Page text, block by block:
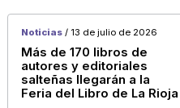
Noticias / 13 de julio de 2026
Más de 170 libros de
autores y editoriales
salteñas llegarán a la
Feria del Libro de La Rioja